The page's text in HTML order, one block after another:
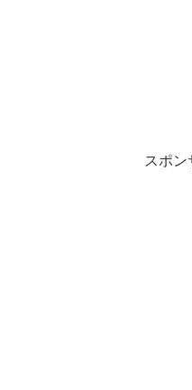
スポン